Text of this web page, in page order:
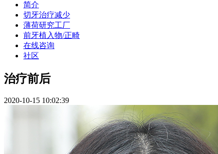
简介
切牙治疗减少
薄荷研究工厂
前牙植入物/正畸
在线咨询
社区
治疗前后
2020-10-15 10:02:39